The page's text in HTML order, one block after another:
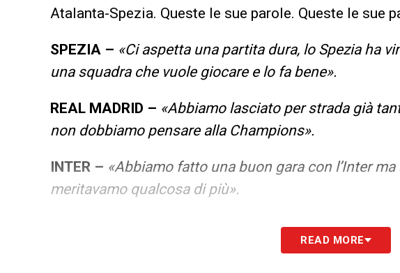
Atalanta-Spezia. Queste le sue parole. Queste le sue
SPEZIA – «Ci aspetta una partita dura, lo Spezia ha
una squadra che vuole giocare e lo fa bene».
REAL MADRID – «Abbiamo lasciato per strada già
non dobbiamo pensare alla Champions».
INTER – «Abbiamo fatto una buon gara con l’Inter
meritavamo qualcosa di più».
LA PLAYLIST DELLE NOSTRE TOP NEWSREAD MORE